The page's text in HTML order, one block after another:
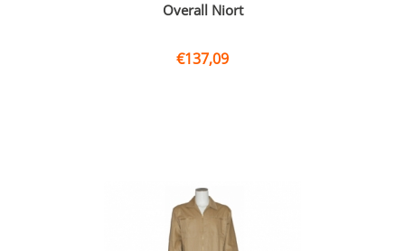
Overall Niort
€137,09